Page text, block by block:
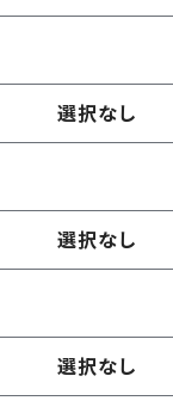
選択なし
選択なし
選択なし